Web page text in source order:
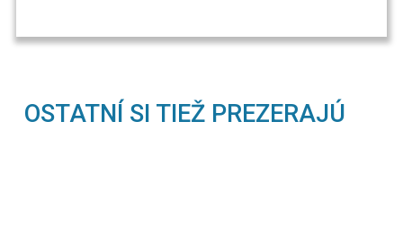
OSTATNÍ SI TIEŽ PREZERAJÚ